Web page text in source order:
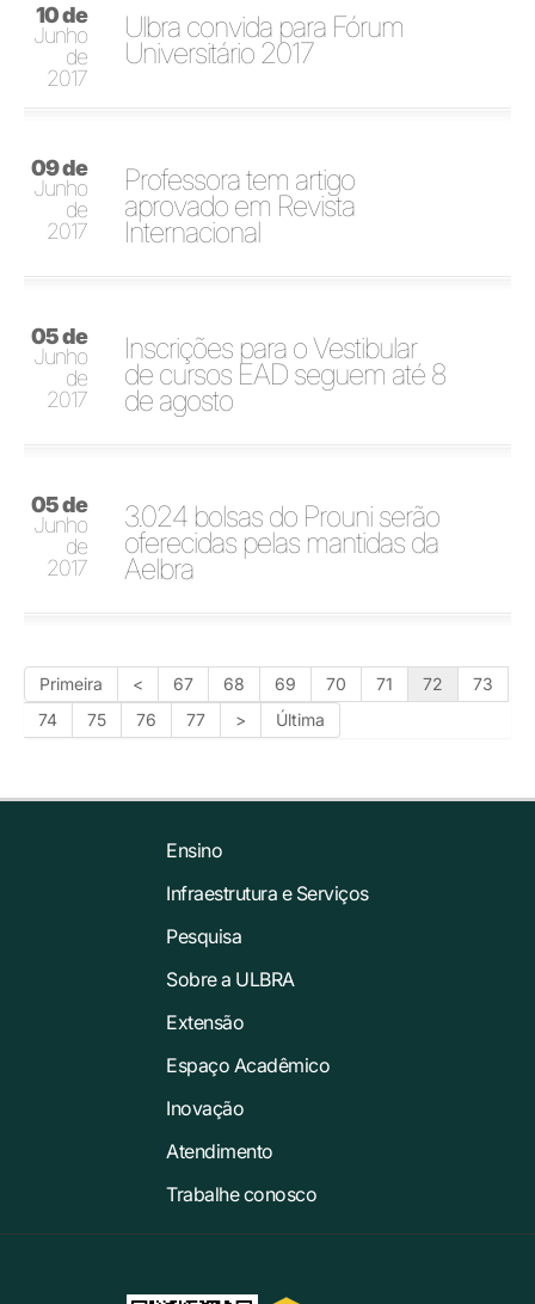
10 de
Junho
de
2017
Ulbra convida para Fórum
Universitário 2017
09 de
Junho
de
2017
Professora tem artigo
aprovado em Revista
Internacional
05 de
Junho
de
2017
Inscrições para o Vestibular
de cursos EAD seguem até 8
de agosto
05 de
Junho
de
2017
3.024 bolsas do Prouni serão
oferecidas pelas mantidas da
Aelbra
Primeira < 67 68 69 70 71 72
73
74
75 76 77 > Última
Ensino
Infraestrutura e Serviços
Pesquisa
Sobre a ULBRA
Extensão
Espaço Acadêmico
Inovação
Atendimento
Trabalhe conosco